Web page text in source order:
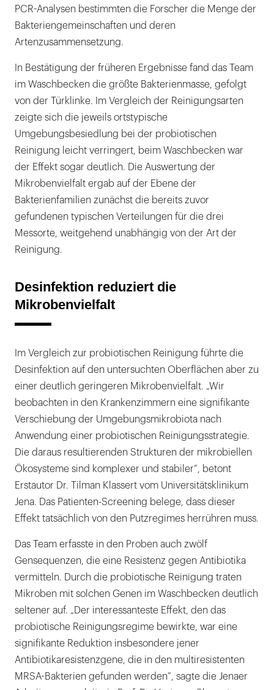
PCR-Analysen bestimmten die Forscher die Menge der
Bakteriengemeinschaften und deren
Artenzusammensetzung.
In Bestätigung der früheren Ergebnisse fand das Team
im Waschbecken die größte Bakterienmasse, gefolgt
von der Türklinke. Im Vergleich der Reinigungsarten
zeigte sich die jeweils ortstypische
Umgebungsbesiedlung bei der probiotischen
Reinigung leicht verringert, beim Waschbecken war
der Effekt sogar deutlich. Die Auswertung der
Mikrobenvielfalt ergab auf der Ebene der
Bakterienfamilien zunächst die bereits zuvor
gefundenen typischen Verteilungen für die drei
Messorte, weitgehend unabhängig von der Art der
Reinigung.
Desinfektion reduziert die
Mikrobenvielfalt
Im Vergleich zur probiotischen Reinigung führte die
Desinfektion auf den untersuchten Oberflächen aber zu
einer deutlich geringeren Mikrobenvielfalt. „Wir
beobachten in den Krankenzimmern eine signifikante
Verschiebung der Umgebungsmikrobiota nach
Anwendung einer probiotischen Reinigungsstrategie.
Die daraus resultierenden Strukturen der mikrobiellen
Ökosysteme sind komplexer und stabiler“, betont
Erstautor Dr. Tilman Klassert vom Universitätsklinikum
Jena. Das Patienten-Screening belege, dass dieser
Effekt tatsächlich von den Putzregimes herrühren muss.
Das Team erfasste in den Proben auch zwölf
Gensequenzen, die eine Resistenz gegen Antibiotika
vermitteln. Durch die probiotische Reinigung traten
Mikroben mit solchen Genen im Waschbecken deutlich
seltener auf. „Der interessanteste Effekt, den das
probiotische Reinigungsregime bewirkte, war eine
signifikante Reduktion insbesondere jener
Antibiotikaresistenzgene, die in den multiresistenten
MRSA-Bakterien gefunden werden“, sagte die Jenaer